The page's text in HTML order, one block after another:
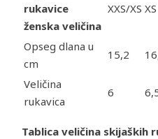
rukavice
ženska veličina
XXS/XS XS
Opseg dlana u
cm
15,2
Veličina
rukavica
6
Tablica veličina skijaških